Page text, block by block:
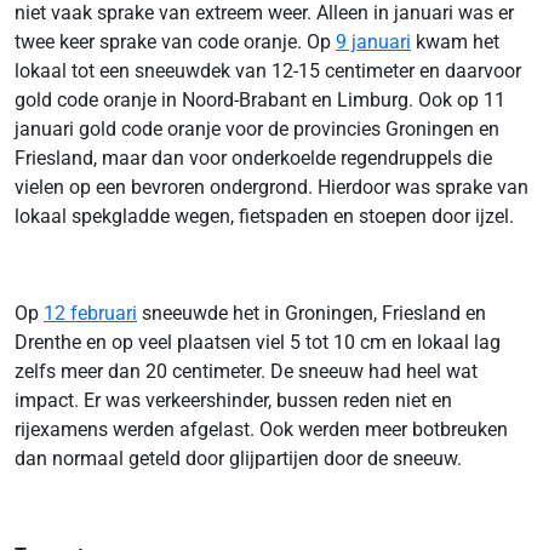
niet vaak sprake van extreem weer. Alleen in januari was er
twee keer sprake van code oranje. Op 9 januari kwam het
lokaal tot een sneeuwdek van 12-15 centimeter en daarvoor
gold code oranje in Noord-Brabant en Limburg. Ook op 11
januari gold code oranje voor de provincies Groningen en
Friesland, maar dan voor onderkoelde regendruppels die
vielen op een bevroren ondergrond. Hierdoor was sprake van
lokaal spekgladde wegen, fietspaden en stoepen door ijzel.
Op 12 februari sneeuwde het in Groningen, Friesland en
Drenthe en op veel plaatsen viel 5 tot 10 cm en lokaal lag
zelfs meer dan 20 centimeter. De sneeuw had heel wat
impact. Er was verkeershinder, bussen reden niet en
rijexamens werden afgelast. Ook werden meer botbreuken
dan normaal geteld door glijpartijen door de sneeuw.